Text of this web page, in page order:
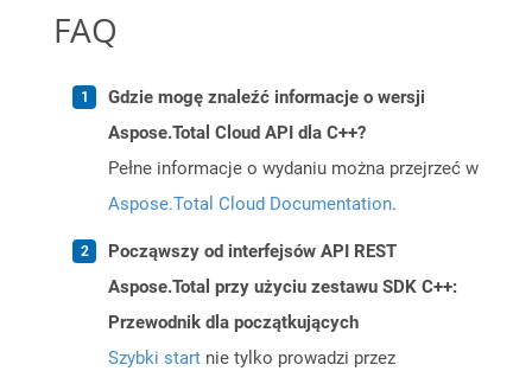
FAQ
Gdzie mogę znaleźć informacje o wersji
Aspose.Total Cloud API dla C++?
Pełne informacje o wydaniu można przejrzeć w
Aspose.Total Cloud Documentation.
Począwszy od interfejsów API REST
Aspose.Total przy użyciu zestawu SDK C++:
Przewodnik dla początkujących
Szybki start nie tylko prowadzi przez